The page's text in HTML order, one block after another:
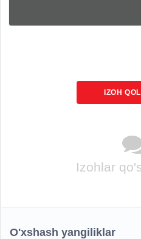
IZOH
Izohlar
O'xshash yangiliklar